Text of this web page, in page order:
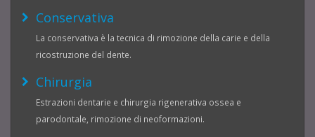
Conservativa
La conservativa è la tecnica di rimozione della carie e della
ricostruzione del dente.
Chirurgia
Estrazioni dentarie e chirurgia rigenerativa ossea e
parodontale, rimozione di neoformazioni.